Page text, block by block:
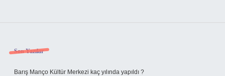
Sidebar
Son Yazılar
Barış Manço Kültür Merkezi kaç yılında yapıldı ?